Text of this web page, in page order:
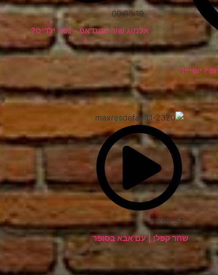
00:03:19
אלמוג שור סטנדאפ – מתי ילדים?
00:02:57
שחר קפלן | עם אבא בסופר